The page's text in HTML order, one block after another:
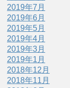
2019年7月
2019年6月
2019年5月
2019年4月
2019年3月
2019年1月
2018年12月
2018年11月